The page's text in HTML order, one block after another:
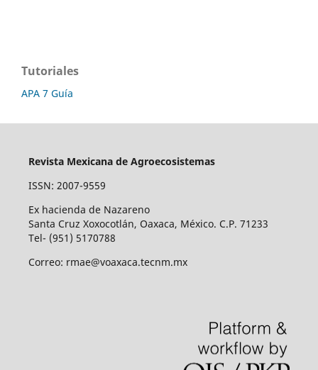
Tutoriales
APA 7 Guía
Revista Mexicana de Agroecosistemas
ISSN: 2007-9559
Ex hacienda de Nazareno
Santa Cruz Xoxocotlán, Oaxaca, México. C.P. 71233
Tel- (951) 5170788
Correo: rmae@voaxaca.tecnm.mx